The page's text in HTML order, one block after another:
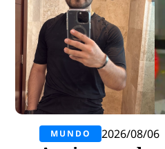
MUNDO 2026/08/06